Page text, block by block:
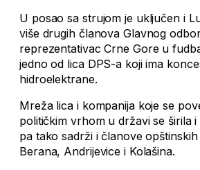
U posao sa strujom je uključen i
više drugih članova Glavnog
reprezentativac Crne Gore u
jedno od lica DPS-a koji ima
hidroelektrane.
Mreža lica i kompanija koje se
političkim vrhom u državi se širila
pa tako sadrži i članove
Berana, Andrijevice i Kolašina.